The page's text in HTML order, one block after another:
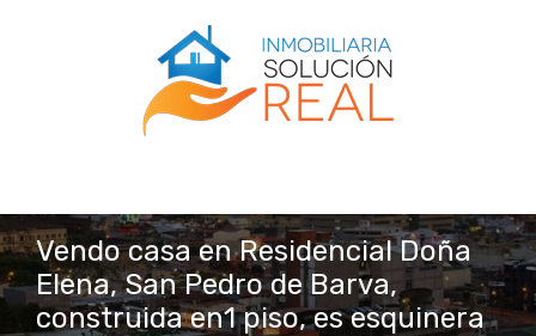
Vendo casa en Residencial Doña
Elena, San Pedro de Barva,
construida en1 piso, es esquinera